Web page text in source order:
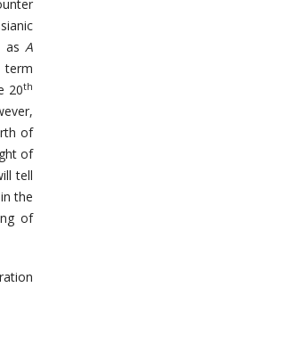
as A
20th
of
of
tell
the
of